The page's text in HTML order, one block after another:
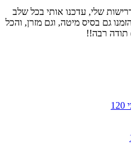
שלי, עדכנו אותי בכל שלב
גם בסיס מיטה, וגם מזרן, והכל
תודה רבה!!